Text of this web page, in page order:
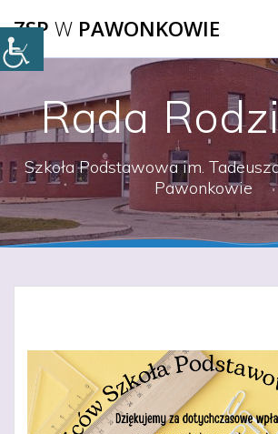
do
ZSP W PAWONKOWIE
Rada
Szkoła Podstawowa im.
Pawonkowie